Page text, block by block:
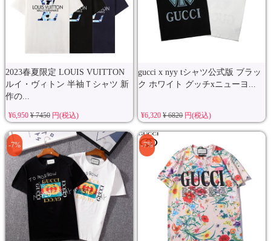
2023春夏限定 LOUIS VUITTON
ルイ・ヴィトン 半袖Ｔシャツ 新
作の...
¥6,950 ¥ 7450円(税込)
gucci x nyy tシャツ公式版 ブラッ
ク ホワイト グッチxニューヨ...
¥6,320¥ 6820円(税込)
-7% -7%